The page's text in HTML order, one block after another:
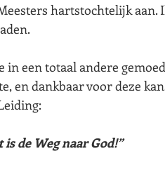
hartstochtelijk aan.
een totaal andere
en dankbaar voor deze
is de Weg naar God!”